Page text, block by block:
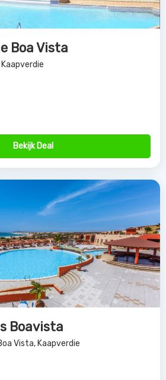
Boa Vista
Bekijk Deal
Boavista
Vista, Kaapverdie